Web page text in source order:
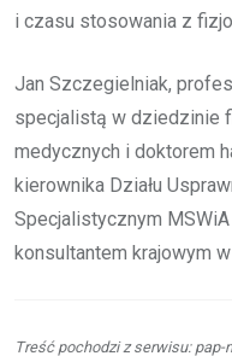
i czasu stosowania z
Jan Szczegielniak,
specjalistą w dziedzinie
medycznych i doktorem
kierownika Działu
Specjalistycznym MSWiA
konsultantem krajowym
Treść pochodzi z serwisu: pap-